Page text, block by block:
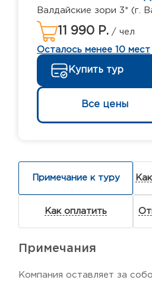
Валдайские зори 3* (г.
11 990 Р. / чел
Осталось менее 10 мест
Купить тур
Все цены
Примечание к туру
Как оплатить
Примечания
Компания оставляет за